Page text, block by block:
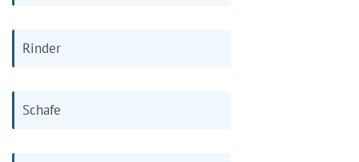
Rinder
Schafe